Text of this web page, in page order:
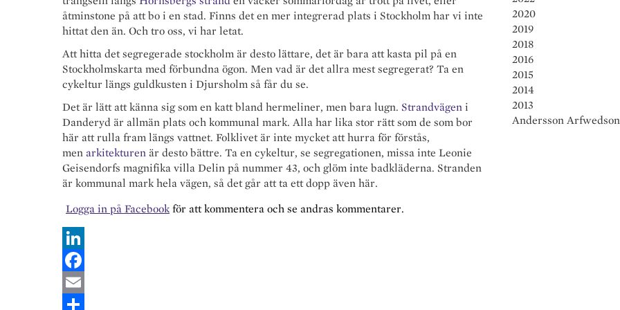
åtminstone på att bo i en stad. Finns det en mer integrerad plats i Stockholm har vi inte
hittat den än. Och tro oss, vi har letat.
Att hitta det segregerade stockholm är desto lättare, det är bara att kasta pil på en
Stockholmskarta med förbundna ögon. Men vad är det allra mest segregerat? Ta en
cykeltur längs guldkusten i Djursholm så får du se.
Det är lätt att känna sig som en katt bland hermeliner, men bara lugn. Strandvägen i
Danderyd är allmän plats och kommunal mark. Alla har lika stor rätt som de som bor
här att rulla fram längs vattnet. Folklivet är inte mycket att hurra för förstås,
men arkitekturen är desto bättre. Ta en cykeltur, se segregationen, missa inte Leonie
Geisendorfs magnifika villa Delin på nummer 43, och glöm inte badkläderna. Stranden
är kommunal mark hela vägen, så det går att ta ett dopp även här.
Logga in på Facebook för att kommentera och se andras kommentarer.
L
n
F
aE
2020
2019
2018
2016
2015
2014
2013
Andersson